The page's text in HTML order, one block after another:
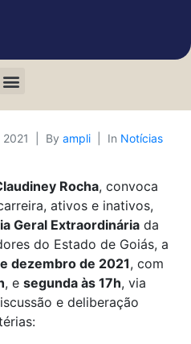
By ampli In Notícias
Rocha, convoca
ativos e inativos,
Geral Extraordinária da
do Estado de Goiás, a
dezembro de 2021, com
, e segunda às 17h, via
e deliberação